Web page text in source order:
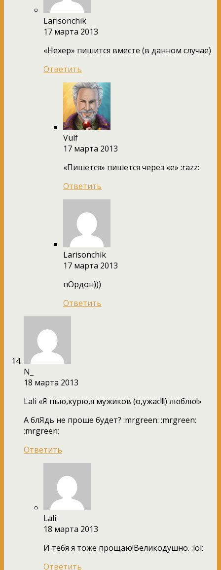
Larisonchik
17 марта 2013
«Нехер» пишится вместе (в данном случае)
Ответить
Vulf
17 марта 2013
«Пишется» пишется через «е» :razz:
Ответить
Larisonchik
17 марта 2013
пОрдон)))
Ответить
N_
18 марта 2013
Lali «Я пью,курю,я мужиков (о,ужас!!!) люблю!»
А блЯдь не проше будет? :mrgreen: :mrgreen:
:mrgreen:
Ответить
Lali
18 марта 2013
И тебя я тоже прощаю!Великодушно. :lol:
Ответить